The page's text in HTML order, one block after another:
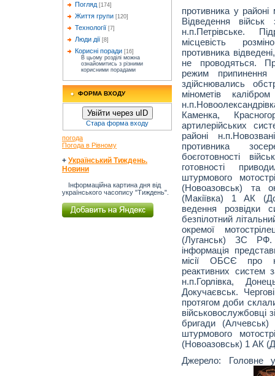
Погляд [174]
Життя групи [120]
Технології [7]
Люди дії [8]
Корисні поради [16]
В цьому розділі можна
ознайомитись з різними
корисними порадами
ФОРМА ВХОДУ
Увійти через uID
Стара форма входу
погода
Погода в Рівному
+ Український Тиждень.
Новини
Інформаційна картина дня від
українського часопису "Тиждень".
противника у
Відведення
н.п.Петрівське.
місцевість
противника
не проводяться.
режим
здійснювались
мінометів
Каменка,
артилерійських
районі
противника
боєготовності
готовності
штурмового
(Новоазовськ) та
(Макіївка) 1 АК
ведення розвідки
безпілотний
окремої
(Луганськ) ЗС РФ.
інформація
місії ОБСЄ про
реактивних систем
н.п.Горлівка,
Докучаєвськ.
протягом доби
військовослужбовці
бригади
штурмового
(Новоазовськ) 1 АК
Джерело: Головне